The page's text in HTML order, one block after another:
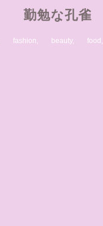
勤勉な孔雀
fashion, beauty, food,